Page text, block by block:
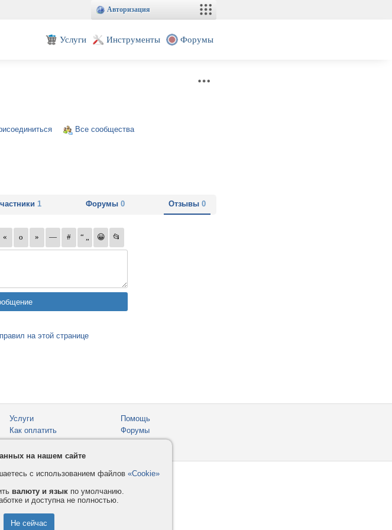
Авторизация
Услуги Инструменты Форумы
Все сообщества
1 Форумы 0 Отзывы 0
на этой странице
Услуги
Как оплатить
Помощь
Форумы
на нашем сайте
с использованием файлов «Cookie»
валюту и язык по умолчанию.
и доступна не полностью.